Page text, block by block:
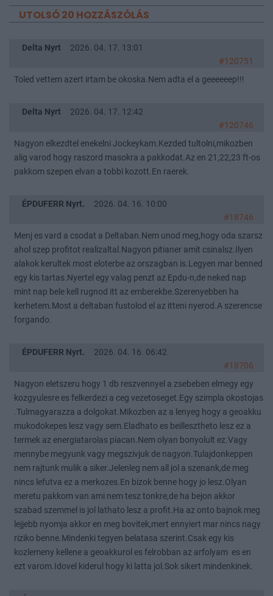
UTOLSÓ 20 HOZZÁSZÓLÁS
Delta Nyrt
2026. 04. 17. 13:01
#120751
Toled vettem azert irtam be okoska.Nem adta el a geeeeeep!!!
Delta Nyrt
2026. 04. 17. 12:42
#120746
Nagyon elkezdtel enekelni Jockeykam.Kezded tultolni,mikozben
alig varod hogy raszord masokra a pakkodat.Az en 21,22,23 ft-os
pakkom szepen elvan a tobbi kozott.En raerek.
ÉPDUFERR Nyrt.
2026. 04. 16. 10:00
#18746
Menj es vard a csodat a Deltaban.Nem unod meg,hogy oda szarsz
ahol szep profitot realizaltal.Nagyon pitianer amit csinalsz.Ilyen
alakok kerultek most eloterbe az orszagban is.Legyen mar benned
egy kis tartas.Nyertel egy valag penzt az Epdu-n,de neked nap
mint nap bele kell rugnod itt az emberekbe.Szerenyebben ha
kerhetem.Most a deltaban fustolod el az itteni nyerod.A szerencse
forgando.
ÉPDUFERR Nyrt.
2026. 04. 16. 06:42
#18706
Nagyon eletszeru hogy 1 db reszvennyel a zsebeben elmegy egy
kozgyulesre es felkerdezi a ceg vezetoseget.Egy szimpla okostojas
.Tulmagyarazza a dolgokat.Mikozben az a lenyeg hogy a geoakku
mukodokepes lesz vagy sem.Eladhato es beillesztheto lesz ez a
termek az energiatarolas piacan.Nem olyan bonyolult ez.Vagy
mennybe megyunk vagy megszivjuk de nagyon.Tulajdonkeppen
nem rajtunk mulik a siker.Jelenleg nem all jol a szenank,de meg
nincs lefutva ez a merkozes.En bizok benne hogy jo lesz.Olyan
meretu pakkom van ami nem tesz tonkre,de ha bejon akkor
szabad szemmel is jol lathato lesz a profit.Ha az onto bajnok meg
lejjebb nyomja akkor en meg bovitek,mert ennyiert mar nincs nagy
riziko benne.Mindenki tegyen belatasa szerint.Csak egy kis
kozlemeny kellene a geoakkurol es felrobban az arfolyam es en
ezt varom.Idovel kiderul hogy ki latta jol.Sok sikert mindenkinek.